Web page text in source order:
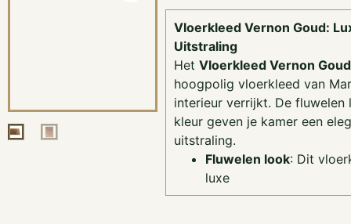
Vloerkleed Vernon Goud:
Uitstraling
Het Vloerkleed Vernon Goud
hoogpolig vloerkleed van
interieur verrijkt. De fluwelen
kleur geven je kamer een
uitstraling.
Fluwelen look: Dit
luxe